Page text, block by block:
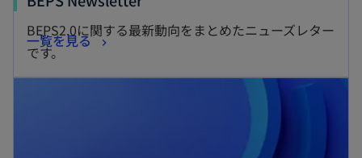
BEPS2.0に関する最新動向をまとめたニューズレター
です。
一覧を見る